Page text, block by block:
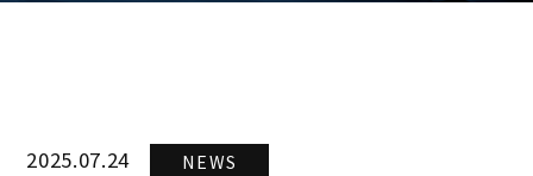
2025.07.24 NEWS